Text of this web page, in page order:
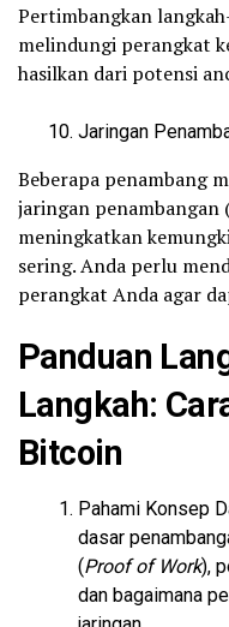
Pertimbangkan
melindungi perangkat
hasilkan dari potensi
Jaringan
Beberapa penambang
jaringan penambangan
meningkatkan
sering. Anda perlu
perangkat Anda agar
Panduan
Langkah:
Bitcoin
Pahami Konsep
dasar
(Proof of Work),
dan bagaimana